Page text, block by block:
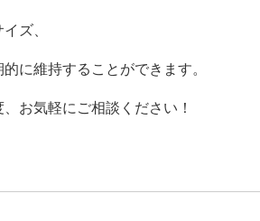
ズ、
に維持することができます。
お気軽にご相談ください！